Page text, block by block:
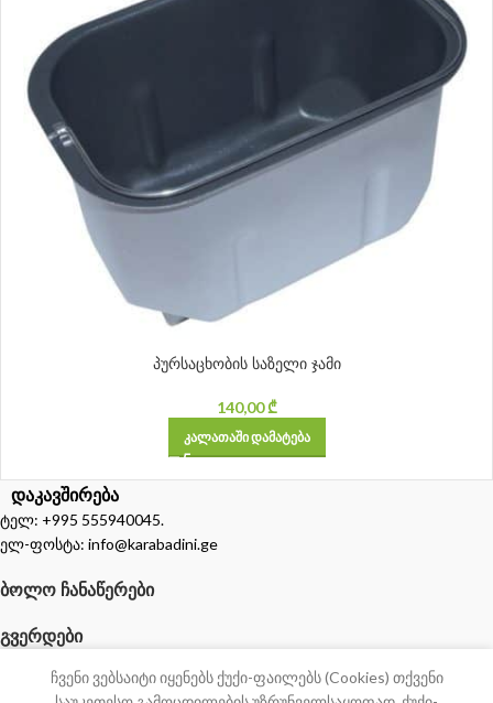
პურსაცხობის საზელი ჯამი
140,00₾
ᲙᲐᲚᲐᲗᲐᲨᲘ ᲓᲐᲛᲐᲢᲔᲑᲐ
დაკავშირება
ტელ: +995 555940045.
ელ-ფოსტა: info@karabadini.ge
ᲑᲝᲚᲝ ᲩᲐᲜᲐᲬᲔᲠᲔᲑᲘ
ᲒᲕᲔᲠᲓᲔᲑᲘ
ჩვენი ვებსაიტი იყენებს ქუქი-ფაილებს (Cookies) თქვენი
კალათა